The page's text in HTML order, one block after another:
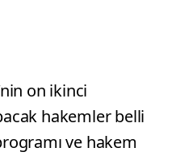
on ikinci
hakemler belli
ve hakem